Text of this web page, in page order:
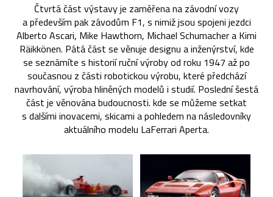
Čtvrtá část výstavy je zaměřena na závodní vozy
a především pak závodům F1, s nimiž jsou spojeni jezdci
Alberto Ascari, Mike Hawthorn, Michael Schumacher a Kimi
Räikkönen. Pátá část se věnuje designu a inženýrství, kde
se seznámíte s historií ruční výroby od roku 1947 až po
současnou z části robotickou výrobu, které předchází
navrhování, výroba hliněných modelů i studií. Poslední šestá
část je věnována budoucnosti. kde se můžeme setkat
s dalšími inovacemi, skicami a pohledem na následovníky
aktuálního modelu LaFerrari Aperta.